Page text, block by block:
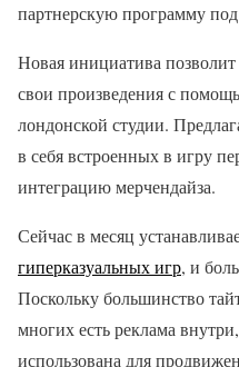
партнерскую программу
Новая инициатива
свои произведения с
лондонской студии.
в себя встроенных в игру
интеграцию мерчендайза.
Сейчас в месяц
гиперказуальных игр, и
Поскольку большинство
многих есть реклама
использована для